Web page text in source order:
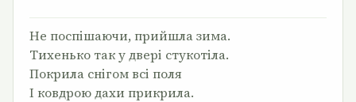
Не поспішаючи, прийшла зима.
Тихенько так у двері стукотіла.
Покрила снігом всі поля
І ковдрою дахи прикрила.